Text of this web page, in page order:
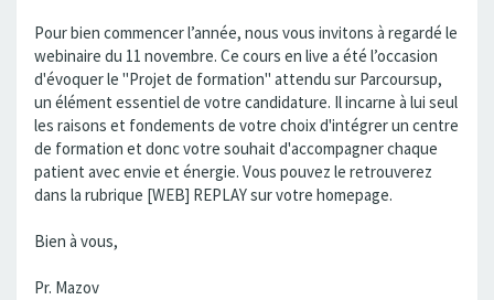
Pour bien commencer l’année, nous vous invitons à regardé le
webinaire du 11 novembre. Ce cours en live a été l’occasion
d'évoquer le "Projet de formation" attendu sur Parcoursup,
un élément essentiel de votre candidature. Il incarne à lui seul
les raisons et fondements de votre choix d'intégrer un centre
de formation et donc votre souhait d'accompagner chaque
patient avec envie et énergie. Vous pouvez le retrouverez
dans la rubrique [WEB] REPLAY sur votre homepage.
Bien à vous,
Pr. Mazov